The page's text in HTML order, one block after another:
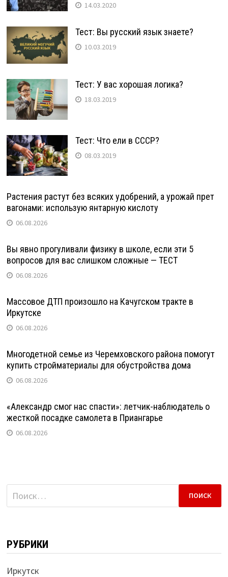
14.03.2020
Тест: Вы русский язык знаете?
10.03.2019
Тест: У вас хорошая логика?
18.03.2019
Тест: Что ели в СССР?
08.03.2019
Растения растут без всяких удобрений, а урожай прет
вагонами: использую янтарную кислоту
06.08.2026
Вы явно прогуливали физику в школе, если эти 5
вопросов для вас слишком сложные — ТЕСТ
06.08.2026
Массовое ДТП произошло на Качугском тракте в
Иркутске
06.08.2026
Многодетной семье из Черемховского района помогут
купить стройматериалы для обустройства дома
06.08.2026
«Александр смог нас спасти»: летчик-наблюдатель о
жесткой посадке самолета в Приангарье
06.08.2026
Найти:
РУБРИКИ
Иркутск